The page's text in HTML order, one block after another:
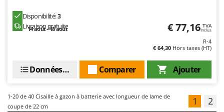
Disponibilité:3
Livraison gratuite
14 août - 18 août € 77,16 TVA
Inclus
R-4
€ 64,30 Hors taxes (HT)
Ajouter
Comparer
Données techniques
1-20 de 40 Cisaille à gazon à batterie avec longueur de lame de
coupe de 22 cm
1 2